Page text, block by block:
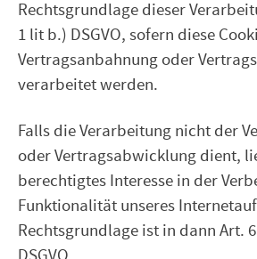
Rechtsgrundlage dieser
1 lit b.) DSGVO, sofern diese
Vertragsanbahnung oder
verarbeitet werden.
Falls die Verarbeitung nicht der
oder Vertragsabwicklung dient,
berechtigtes Interesse in der
Funktionalität unseres
Rechtsgrundlage ist in dann Art.